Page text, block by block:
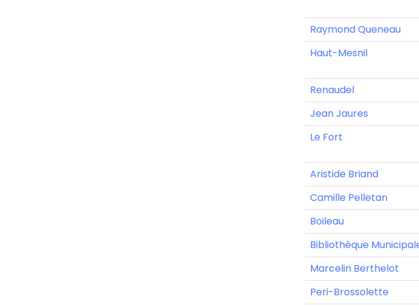
Raymond Queneau
Haut-Mesnil
Renaudel
Jean Jaures
Le Fort
Aristide Briand
Camille Pelletan
Boileau
Bibliothèque
Marcelin Berthelot
Peri-Brossolette